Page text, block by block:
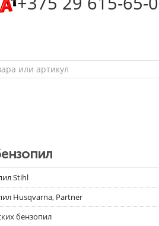
Stihl
Husqvarna, Partner
бензопил